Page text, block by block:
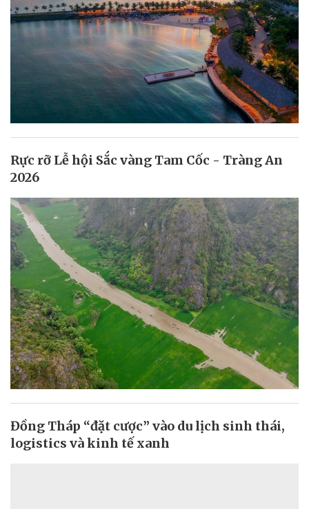
Rực rỡ Lễ hội Sắc vàng Tam Cốc - Tràng An
2026
Đồng Tháp “đặt cược” vào du lịch sinh thái,
logistics và kinh tế xanh